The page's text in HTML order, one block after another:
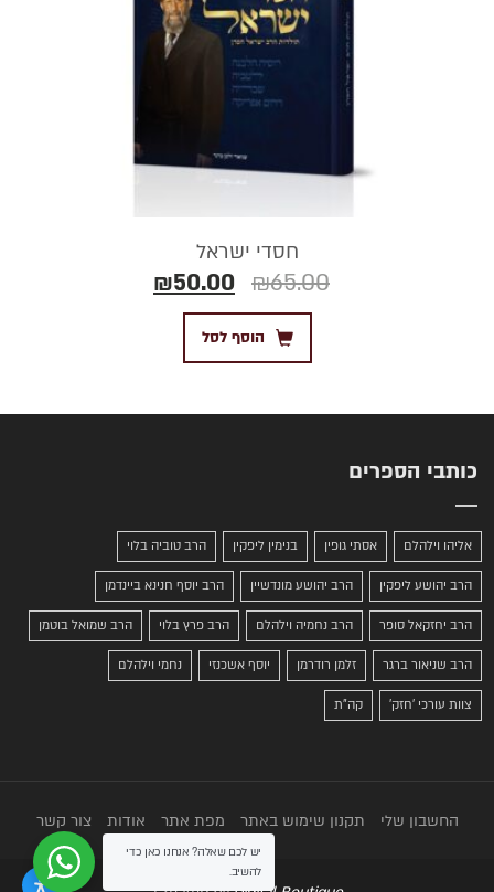
חסדי ישראל
₪65.00
₪50.00
הוסף לסל
כותבי הספרים
אליהו וילהלם אסתי גופין בנימין ליפקין הרב טוביה בלוי
הרב יהושע ליפקין הרב יהושע מונדשיין הרב יוסף חנינא ביינדמן
הרב יחזקאל סופר הרב נחמיה וילהלם הרב פרץ בלוי הרב שמואל בוטמן
הרב שניאור ברגר זלמן רודרמן יוסף אשכנזי נחמי וילהלם
צוות עורכי 'חזק' קה"ת
החשבון שלי תקנון שימוש באתר מפת אתר אודות צור קשר
יש לכם שאלה? אנחנו כאן כדי
להשיב.